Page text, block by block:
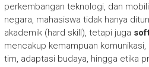
perkembangan teknologi, dan
negara, mahasiswa tidak hanya
akademik (hard skill), tetapi juga
mencakup kemampuan
tim, adaptasi budaya, hingga etika